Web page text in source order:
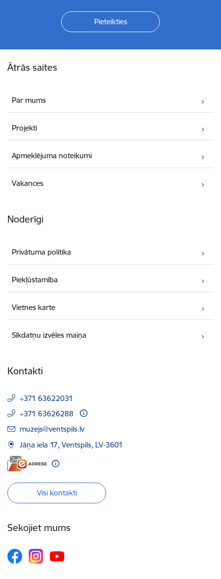
Ātrās saites
Par mums
Projekti
Apmeklējuma noteikumi
Vakances
Noderīgi
Privātuma politika
Piekļūstamība
Vietnes karte
Sīkdatņu izvēles maiņa
Kontakti
+371 63622031
+371 63626288
E-pasts:
muzejs@ventspils.lv
Jāņa iela 17, Ventspils, LV-3601
Visi kontakti
Sekojiet mums